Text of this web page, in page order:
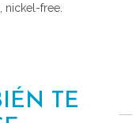
nickel-free.
TE